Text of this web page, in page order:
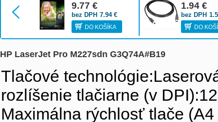
cm CR757A
9.77 €
7.94€
bez DPH
DO KOŠÍKA
1.94 €
bez DPH
DO
HP LaserJet Pro M227sdn G3Q74A#B19
Tlačové
rozlíšenie tlačiarne (v
Maximálna rýchlosť tlače